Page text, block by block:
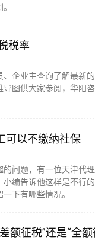
税率
、企业主查询了解最新
导图供大家参阅，华阳
可以不缴纳社保
的问题，有一位天津代
小编告诉他这样是不行
下有哪些情况。
额征税”还是“全额